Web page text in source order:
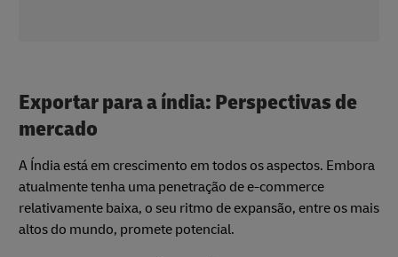
Exportar para a índia: Perspectivas de
mercado
A Índia está em crescimento em todos os aspectos. Embora
atualmente tenha uma penetração de e-commerce
relativamente baixa, o seu ritmo de expansão, entre os mais
altos do mundo, promete potencial.